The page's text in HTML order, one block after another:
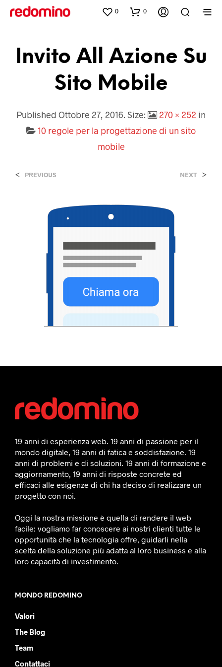
0 0
Invito All Azione Su
Sito Mobile
Published Ottobre 27, 2016. Size: 270 × 252 in
10 regole per la progettazione di un sito
mobile
< PREVIOUS NEXT >
19 anni di esperienza web. 19 anni di passione per il
mondo digitale, 19 anni di fatica e soddisfazione. 19
anni di problemi e di soluzioni. 19 anni di formazione e
aggiornamento, 19 anni di risposte concrete ed
efficaci alle esigenze di chi ha deciso di realizzare un
progetto con noi.
Oggi la nostra missione è quella di rendere il web
facile: vogliamo far conoscere ai nostri clienti tutte le
opportunità che la tecnologia offre, guidarli nella
scelta della soluzione più adatta al loro business e alla
loro capacità di investimento.
MONDO REDOMINO
Valori
The Blog
Team
Contattaci